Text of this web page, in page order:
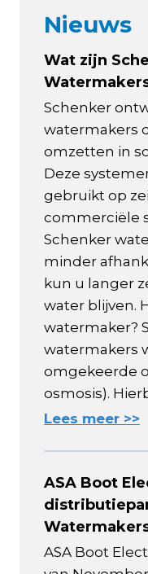
Nieuws
Wat zijn
Schenker
watermakers
omzetten in
Deze
gebruikt op
commerciële
Schenker
minder
kun u langer
water blijven.
watermaker?
watermakers
omgekeerde
osmosis).
Lees meer >>
ASA Boot
ASA Boot